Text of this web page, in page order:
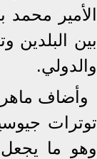
الأمير
بين البلدين
والدولي.
وأضاف
توترات
وهو ما يجعل